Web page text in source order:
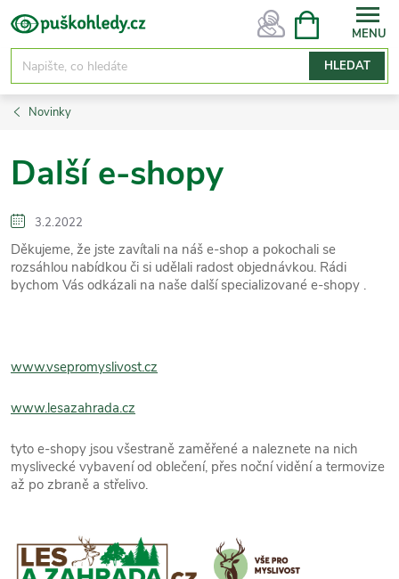
Přejít
na
obsah
HLEDAT
NÁKUPNÍ
Novinky
Další e-shopy
3.2.2022
Děkujeme, že jste zavítali na náš e-shop a pokochali se
rozsáhlou nabídkou či si udělali radost objednávkou. Rádi
bychom Vás odkázali na naše další specializované e-shopy .
www.vsepromyslivost.cz
www.lesazahrada.cz
tyto e-shopy jsou všestraně zaměřené a naleznete na nich
myslivecké vybavení od oblečení, přes noční vidění a termovize
až po zbraně a střelivo.